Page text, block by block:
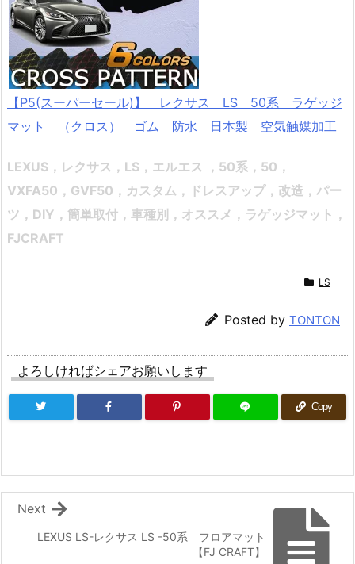
【P5(スーパーセール)】 レクサス LS 50系 ラゲッジ
マット （クロス） ゴム 防水 日本製 空気触媒加工
LEXUS，レクサス，LS，エルエス ，50系，50，
VXFA50，GVF50， カスタム，ドレスアップ，改造，パー
ツ，DIY，簡単取付，車種別，オススメ ，ラゲッジマット，
FJCRAFT
LS
Posted by TONTON
よろしければシェアお願いします
Copy
LEXUS LS-レクサス LS -50系 フロアマット
【FJ CRAFT】
Next